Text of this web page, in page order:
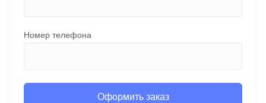
Номер телефона
Оформить заказ